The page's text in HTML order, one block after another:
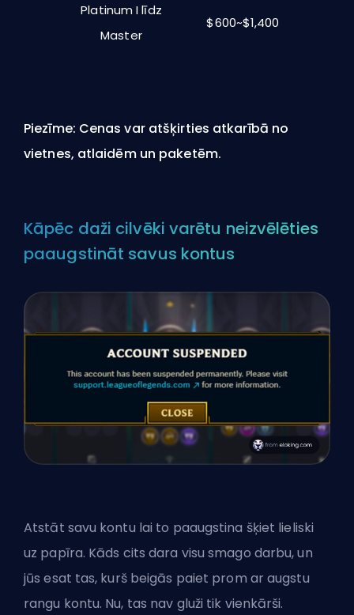
Platinum I līdz
Master
$600~$1,400
Piezīme: Cenas var atšķirties atkarībā no
vietnes, atlaidēm un paketēm.
Kāpēc daži cilvēki varētu neizvēlēties
paaugstināt savus kontus
Atstāt savu kontu lai to paaugstina šķiet lieliski
uz papīra. Kāds cits dara visu smago darbu, un
jūs esat tas, kurš beigās paiet prom ar augstu
rangu kontu. Nu, tas nav gluži tik vienkārši.